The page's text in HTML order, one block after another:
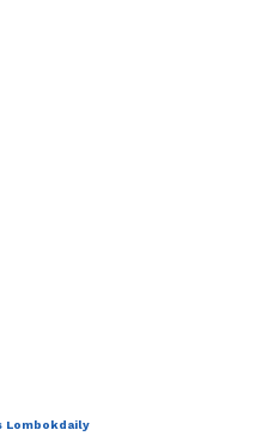
Lombokdaily